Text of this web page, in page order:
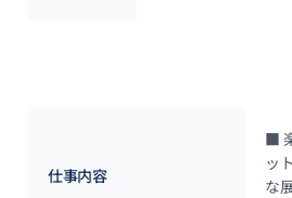
仕事内容
■
ッ
な